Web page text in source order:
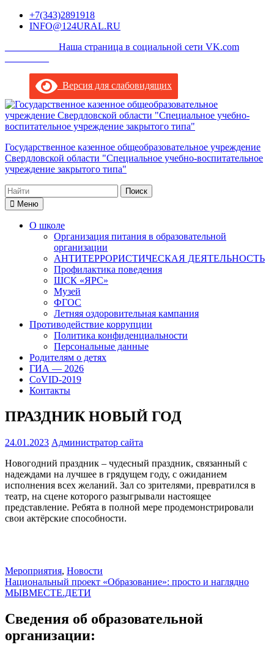
Перейти+7(343)2891918
INFO@124URAL.RU
___________Наша страница в социальной сети VK.com
Версия для слабовидящих
Государственное казенное общеобразовательное учреждение
Свердловской области "Специальное учебно-воспитательное
учреждение закрытого типа"
Поиск
по:Меню
О школе
Организация питания в образовательной
организации
АНТИТЕРРОРИСТИЧЕСКАЯ ДЕЯТЕЛЬНОСТЬ
Профилактика поведения
ШСК «ЯРС»
Музей
ФГОС
Летняя оздоровительная кампания
Противодействие коррупции
Политика конфиденциальности
Персональные данные
Родителям о детях
ГИА — 2026
CoVID-2019
Контакты
ПРАЗДНИК НОВЫЙ ГОД
24.01.2023 Администратор сайта
Новогодний праздник – чудесный праздник, связанный с
надеждами на лучшее в грядущем году, с ожиданием
исполнения всех желаний. Зал со зрителями, превратился в
театр, на сцене которого разыгрывали настоящее
представление. Ребята в полной мере продемонстрировали
свои актёрские способности.
Мероприятия, Новости
Навигация
по
записям
Национальный проект «Образование»: просто и наглядно
МЫВМЕСТЕ.ДЕТИ
Сведения об образовательной
организации: